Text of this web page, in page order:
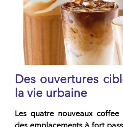
Des ouvertures
la vie urbaine
Les quatre nouveaux coffee